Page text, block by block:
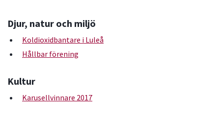
Djur, natur och miljö
Koldioxidbantare i Luleå
Hållbar förening
Kultur
Karusellvinnare 2017